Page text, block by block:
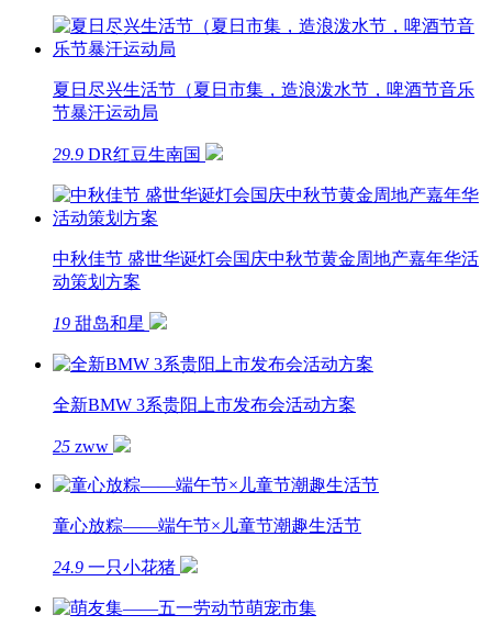
夏日尽兴生活节（夏日市集，造浪泼水节，啤酒节音乐
节暴汗运动局
29.9 DR红豆生南国
中秋佳节 盛世华诞灯会国庆中秋节黄金周地产嘉年华活
动策划方案
19 甜岛和星
全新BMW 3系贵阳上市发布会活动方案
25 zww
童心放粽——端午节×儿童节潮趣生活节
24.9 一只小花猪